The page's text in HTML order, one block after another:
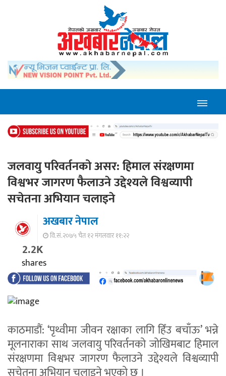
जलवायु परिवर्तनको असर: हिमाल संरक्षणमा
विश्वभर जागरण फैलाउने उद्देश्यले विश्वव्यापी
सचेतना अभियान चलाइने
अखबार नेपाल
वि.सं.२०७५ चैत १२ मंगलवार ११:२२
2.2K
shares
काठमाडौं: ‘पृथ्वीमा जीवन रक्षाका लागि हिँउ बचाँऊ’ भन्ने
मूलनाराका साथ जलवायु परिवर्तनको जोखिमबाट हिमाल
संरक्षणमा विश्वभर जागरण फैलाउने उद्देश्यले विश्वव्यापी